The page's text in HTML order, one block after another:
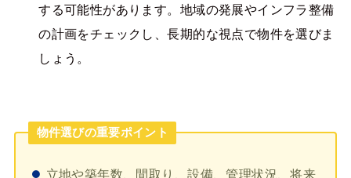
する可能性があります。地域の発展やインフラ整備
の計画をチェックし、長期的な視点で物件を選びま
しょう。
物件選びの重要ポイント
立地や築年数、間取り、設備、管理状況、将来